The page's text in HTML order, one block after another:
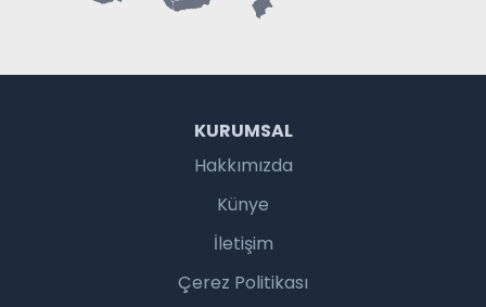
KURUMSAL
Hakkımızda
Künye
İletişim
Çerez Politikası